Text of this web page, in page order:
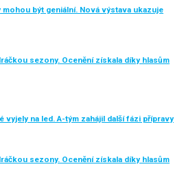
mohou být geniální. Nová výstava ukazuje
sezony. Ocenění získala díky hlasům
na led. A-tým zahájil další fázi přípravy
sezony. Ocenění získala díky hlasům